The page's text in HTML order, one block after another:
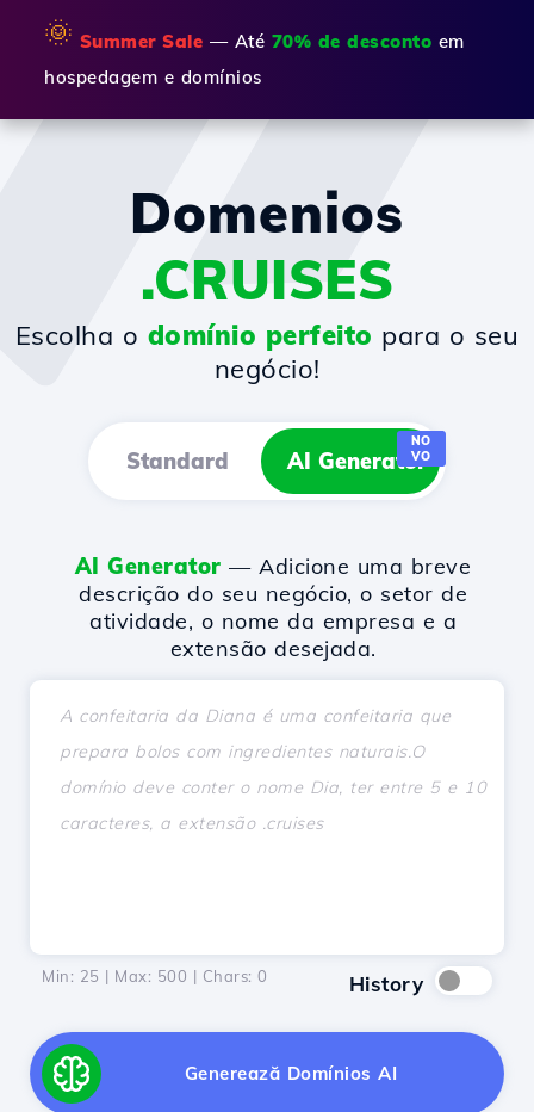
🌞 Summer Sale — Até 70% de desconto em
hospedagem e domínios
Domenios
.CRUISES
Escolha o domínio perfeito para o seu
negócio!
Standard AI Generator
NO
VO
AI Generator — Adicione uma breve
descrição do seu negócio, o setor de
atividade, o nome da empresa e a
extensão desejada.
Min: 25 | Max: 500 | Chars: 0 History
Generează Domínios AI